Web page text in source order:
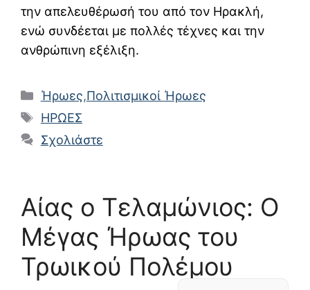
την απελευθέρωσή του από τον Ηρακλή,
ενώ συνδέεται με πολλές τέχνες και την
ανθρώπινη εξέλιξη.
Κατηγορίες
Ήρωες,Πολιτισμικοί Ήρωες
Ετικέτες
ΗΡΩΕΣ
Σχολιάστε
Αίας ο Τελαμώνιος: Ο
Μέγας Ήρωας του
Τρωικού Πολέμου